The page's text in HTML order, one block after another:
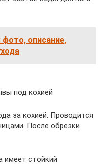
фото, описание,
под кохией
за кохией. Проводится
После обрезки
имеет стойкий